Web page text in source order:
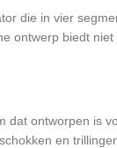
die in vier
ontwerp biedt
ontworpen
en